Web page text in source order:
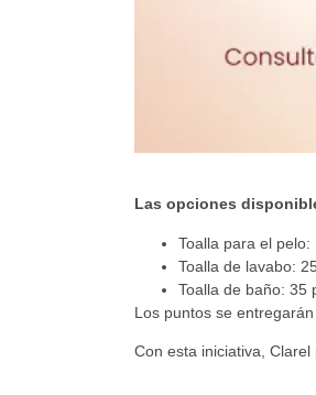
Las opciones
Toalla para el pelo:
Toalla de lavabo:
Toalla de baño: 35
Los puntos se
Con esta iniciativa,